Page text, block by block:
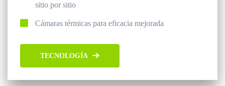
sitio por sitio
Cámaras térmicas para eficacia mejorada
TECNOLOGÍA